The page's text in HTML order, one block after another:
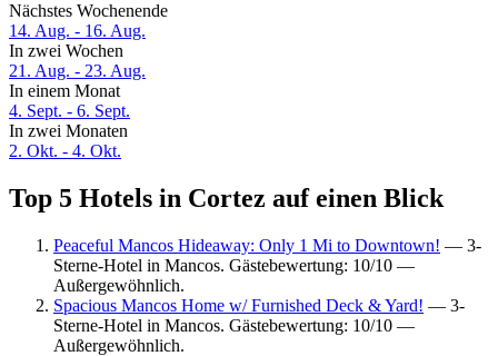
Nächstes Wochenende
14. Aug. - 16. Aug.
In zwei Wochen
21. Aug. - 23. Aug.
In einem Monat
4. Sept. - 6. Sept.
In zwei Monaten
2. Okt. - 4. Okt.
Top 5 Hotels in Cortez auf einen Blick
Peaceful Mancos Hideaway: Only 1 Mi to Downtown! — 3-
Sterne-Hotel in Mancos. Gästebewertung: 10/10 —
Außergewöhnlich.
Spacious Mancos Home w/ Furnished Deck & Yard! — 3-
Sterne-Hotel in Mancos. Gästebewertung: 10/10 —
Außergewöhnlich.